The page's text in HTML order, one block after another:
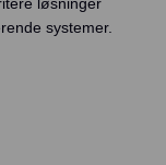
systemer.